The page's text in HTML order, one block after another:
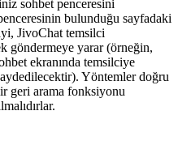
sohbet penceresini
bulunduğu sayfadaki
JivoChat temsilci
göndermeye yarar (örneğin,
ekranında temsilciye
Yöntemler doğru
geri arama fonksiyonu